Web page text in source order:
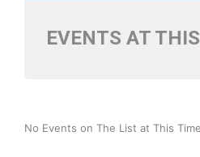
EVENTS AT
No Events on The List at This Time